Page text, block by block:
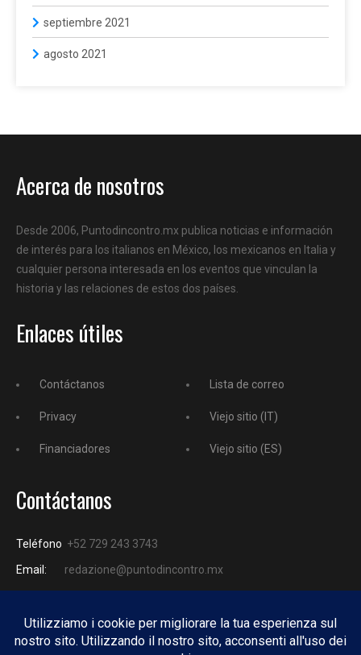
septiembre 2021
agosto 2021
Acerca de nosotros
Desde 2006, Puntodincontro.mx publica noticias e información
de interés para los italianos en México, los mexicanos en Italia y
cualquier persona interesada en los eventos que vinculan la
historia y las relaciones de estos dos países.
Enlaces útiles
Contáctanos
Privacy
Financiadores
Lista de correo
Viejo sitio (IT)
Viejo sitio (ES)
Contáctanos
Teléfono +52 729 243 3743
Email:
redazione@puntodincontro.mx
PUNTODINCONTRO